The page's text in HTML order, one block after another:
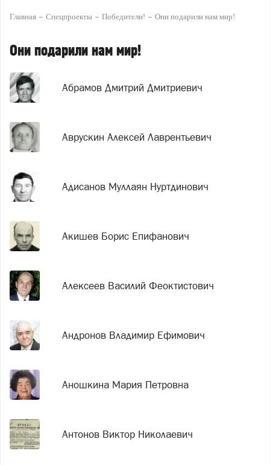
Главная Спецпроекты Победители! Они подарили нам мир!
Они подарили нам мир!
Абрамов Дмитрий Дмитриевич
Аврускин Алексей Лаврентьевич
Адисанов Муллаян Нуртдинович
Акишев Борис Епифанович
Алексеев Василий Феоктистович
Андронов Владимир Ефимович
Аношкина Мария Петровна
Антонов Виктор Николаевич